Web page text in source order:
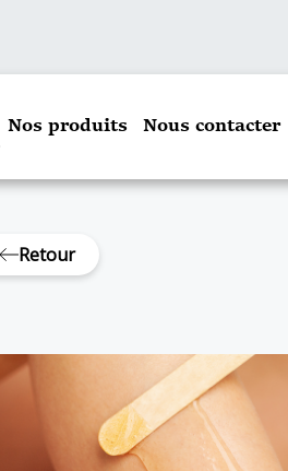
Nos produits Nous contacter
Retour